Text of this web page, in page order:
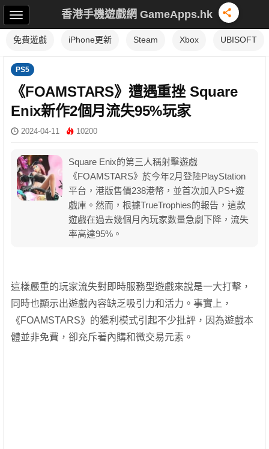
香港手機遊戲網 GameApps.hk
免費遊戲 iPhone更新 Steam Xbox UBISOFT
PS5
《FOAMSTARS》遭遇重挫 Square
Enix新作2個月流失95%玩家
2024-04-11 10200
Square Enix的第三人稱射擊遊戲
《FOAMSTARS》於今年2月登陸PlayStation
平台，港版售價238港幣，並首次加入PS+遊
戲庫。然而，根據TrueTrophies的報告，這款
遊戲在過去幾個月內玩家數量急劇下降，流失
率高達95%。
這樣嚴重的玩家流失對即時服務型遊戲來說是一大打擊，
同時也顯示出遊戲內容缺乏吸引力和活力。事實上，
《FOAMSTARS》的獲利模式引起不少批評，因為遊戲本
體並非免費，卻充斥著內購和微交易元素。